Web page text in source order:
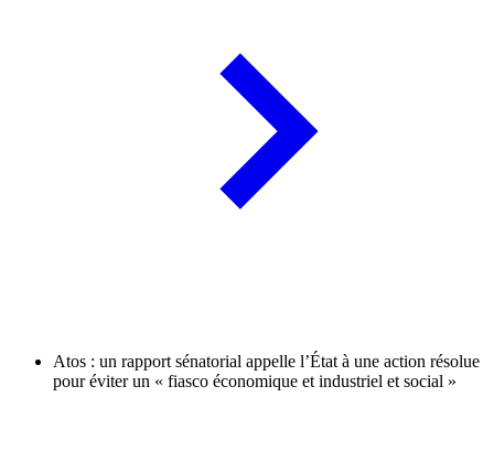
Atos : un rapport sénatorial appelle l’État à une action résolue
pour éviter un « fiasco économique et industriel et social »